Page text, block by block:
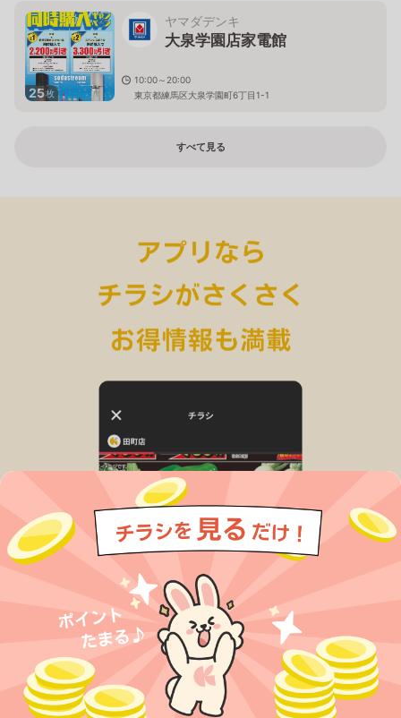
25枚
ヤマダデンキ
大泉学園店家電館
10:00～20:00
東京都練馬区大泉学園町6丁目1-1
すべて見る